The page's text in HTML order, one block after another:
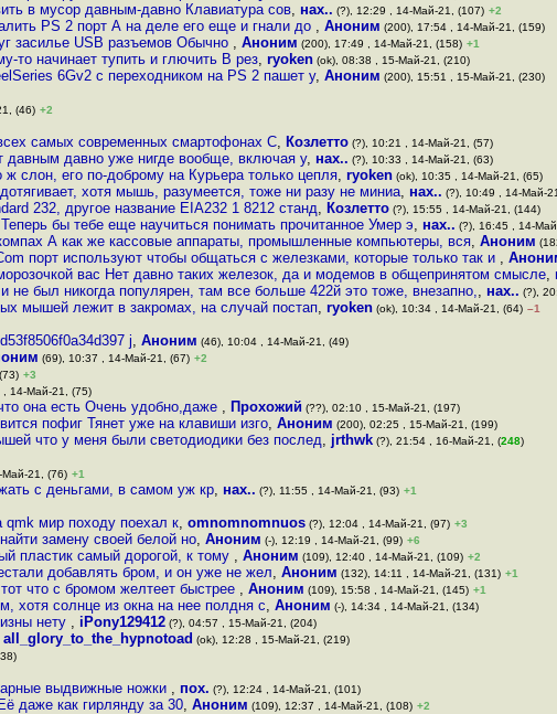
в мусор давным-давно Клавиатура сов, нах.. (?), 12:29 , 14-Май-21, (107) +2
PS 2 порт А на деле его еще и гнали до , Аноним (200), 17:54 , 14-Май-21, (159)
засилье USB разъемов Обычно , Аноним (200), 17:49 , 14-Май-21, (158) +1
то начинает тупить и глючить В рез, ryoken (ok), 08:38 , 15-Май-21, (210)
6Gv2 с переходником на PS 2 пашет у, Аноним (200), 15:51 , 15-Май-21, (230)
(46) +2
самых современных смартофонах С, Козлетто (?), 10:21 , 14-Май-21, (57)
давным давно уже нигде вообще, включая у, нах.. (?), 10:33 , 14-Май-21, (63)
слон, его по-доброму на Курьера только цепля, ryoken (ok), 10:35 , 14-Май-21, (65)
хотя мышь, разумеется, тоже ни разу не миниа, нах.. (?), 10:49 , 14-Май-
232, другое название EIA232 1 8212 станд, Козлетто (?), 15:55 , 14-Май-21, (144)
бы тебе еще научиться понимать прочитанное Умер э, нах.. (?), 16:45 , 14-
А как же кассовые аппараты, промышленные компьютеры, вся, Аноним
порт используют чтобы общаться с железками, которые только так и ,
вас Нет давно таких железок, да и модемов в общепринятом смысле,
не был никогда популярен, там все больше 422й это тоже, внезапно,, нах.. (?),
мышей лежит в закромах, на случай постап, ryoken (ok), 10:34 , 14-Май-21, (64) –1
j, Аноним (46), 10:04 , 14-Май-21, (49)
(69), 10:37 , 14-Май-21, (67) +2
+3
, 14-Май-21, (75)
она есть Очень удобно,даже , Прохожий (??), 02:10 , 15-Май-21, (197)
пофиг Тянет уже на клавиши изго, Аноним (200), 02:25 , 15-Май-21, (199)
что у меня были светодиодики без послед, jrthwk (?), 21:54 , 16-Май-21, (248)
Май-21, (76) +1
с деньгами, в самом уж кр, нах.. (?), 11:55 , 14-Май-21, (93) +1
qmk мир походу поехал к, omnomnomnuos (?), 12:04 , 14-Май-21, (97) +3
замену своей белой но, Аноним (-), 12:19 , 14-Май-21, (99) +6
пластик самый дорогой, к тому , Аноним (109), 12:40 , 14-Май-21, (109) +2
добавлять бром, и он уже не жел, Аноним (132), 14:11 , 14-Май-21, (131) +1
что с бромом желтеет быстрее , Аноним (109), 15:58 , 14-Май-21, (145) +1
хотя солнце из окна на нее полдня с, Аноним (-), 14:34 , 14-Май-21, (134)
нету , iPony129412 (?), 04:57 , 15-Май-21, (204)
all_glory_to_the_hypnotoad (ok), 12:28 , 15-Май-21, (219)
выдвижные ножки , пох. (?), 12:24 , 14-Май-21, (101)
даже как гирлянду за 30, Аноним (109), 12:37 , 14-Май-21, (108) +2